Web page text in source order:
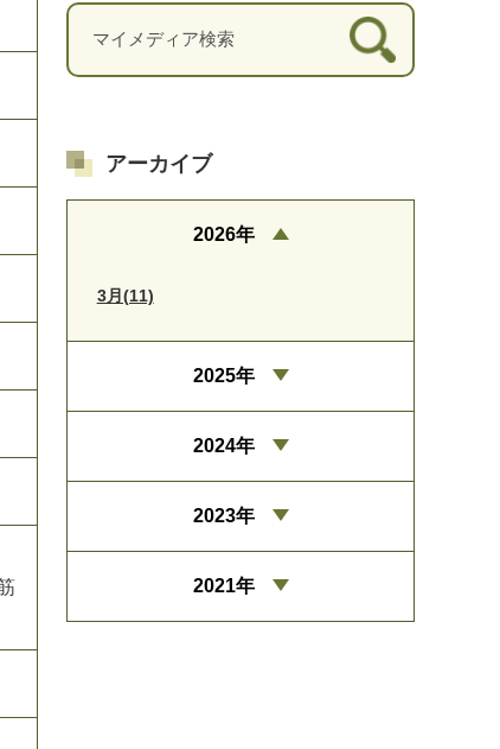
アーカイブ
2026年
3月(11)
2025年
2024年
2023年
2021年